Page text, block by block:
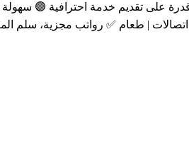
على تقديم خدمة احترافية 🟣